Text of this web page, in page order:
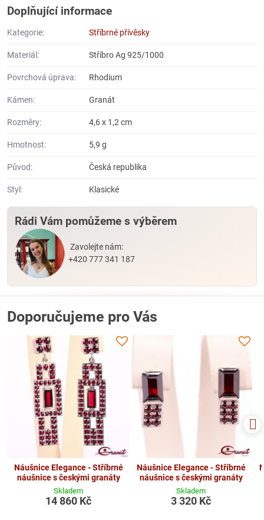
Doplňující informace
Kategorie: Stříbrné přívěsky
Materiál: Stříbro Ag 925/1000
Povrchová úprava: Rhodium
Kámen: Granát
Rozměry: 4,6 x 1,2 cm
Hmotnost: 5,9 g
Původ: Česká republika
Styl: Klasické
Rádi Vám pomůžeme s výběrem
Zavolejte nám:
+420 777 341 187
Doporučujeme pro Vás
Náušnice Elegance - Stříbrné
náušnice s českými granáty
Skladem
14 860 Kč
Náušnice Elegance - Stříbrné
náušnice s českými granáty
Skladem
3 320 Kč